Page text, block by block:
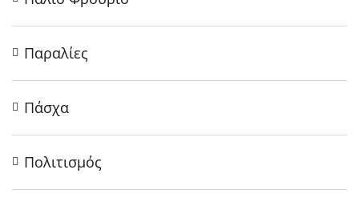
Παραλίες
Πάσχα
Πολιτισμός